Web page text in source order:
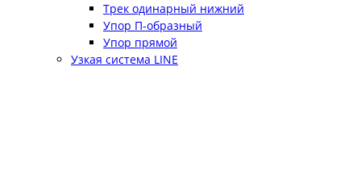
Трек одинарный нижний
Упор П-образный
Упор прямой
Узкая система LINE